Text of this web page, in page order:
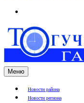
Меню
Новости района
Новости региона